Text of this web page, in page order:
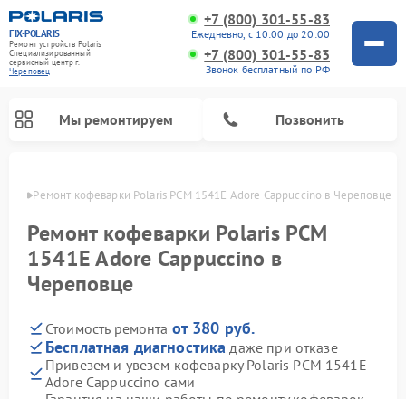
FIX-POLARIS
Ремонт устройств Polaris
Специализированный
cервисный центр г.
Череповец
+7 (800) 301-55-83
Ежедневно, с 10:00 до 20:00
+7 (800) 301-55-83
Звонок бесплатный по РФ
Мы ремонтируем Позвонить
Ремонт кофеварки Polaris PCM 1541E Adore Cappuccino в Череповце
Ремонт кофеварки Polaris PCM
1541E Adore Cappuccino в
Череповце
Стоимость ремонта от 380 руб.
Бесплатная диагностика даже при отказе
Привезем и увезем кофеварку Polaris PCM 1541E
Adore Cappuccino сами